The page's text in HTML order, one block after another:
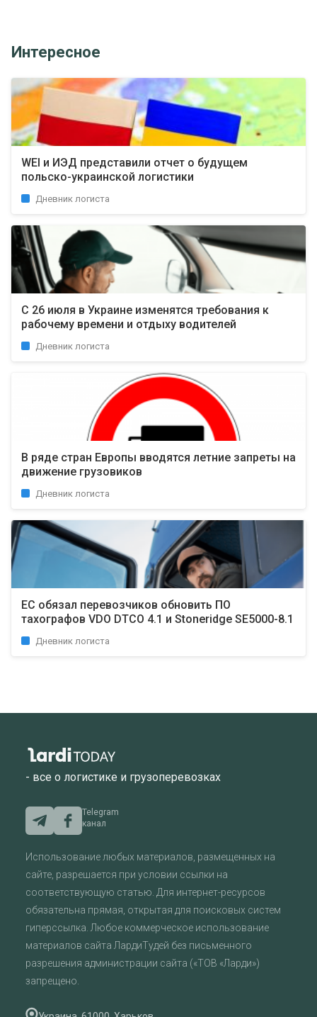
Интересное
WEI и ИЭД представили отчет о будущем
польско-украинской логистики
Дневник логиста
С 26 июля в Украине изменятся требования к
рабочему времени и отдыху водителей
Дневник логиста
В ряде стран Европы вводятся летние запреты на
движение грузовиков
Дневник логиста
ЕС обязал перевозчиков обновить ПО
тахографов VDO DTCO 4.1 и Stoneridge SE5000-8.1
Дневник логиста
- все о логистике и грузоперевозках
Telegram
канал
Использование любых материалов, размещенных на
сайте, разрешается при условии ссылки на
соответствующую статью. Для интернет-ресурсов
обязательна прямая, открытая для поисковых систем
гиперссылка. Любое коммерческое использование
материалов сайта ЛардиТудей без письменного
разрешения администрации сайта («ТОВ «Ларди»)
запрещено.